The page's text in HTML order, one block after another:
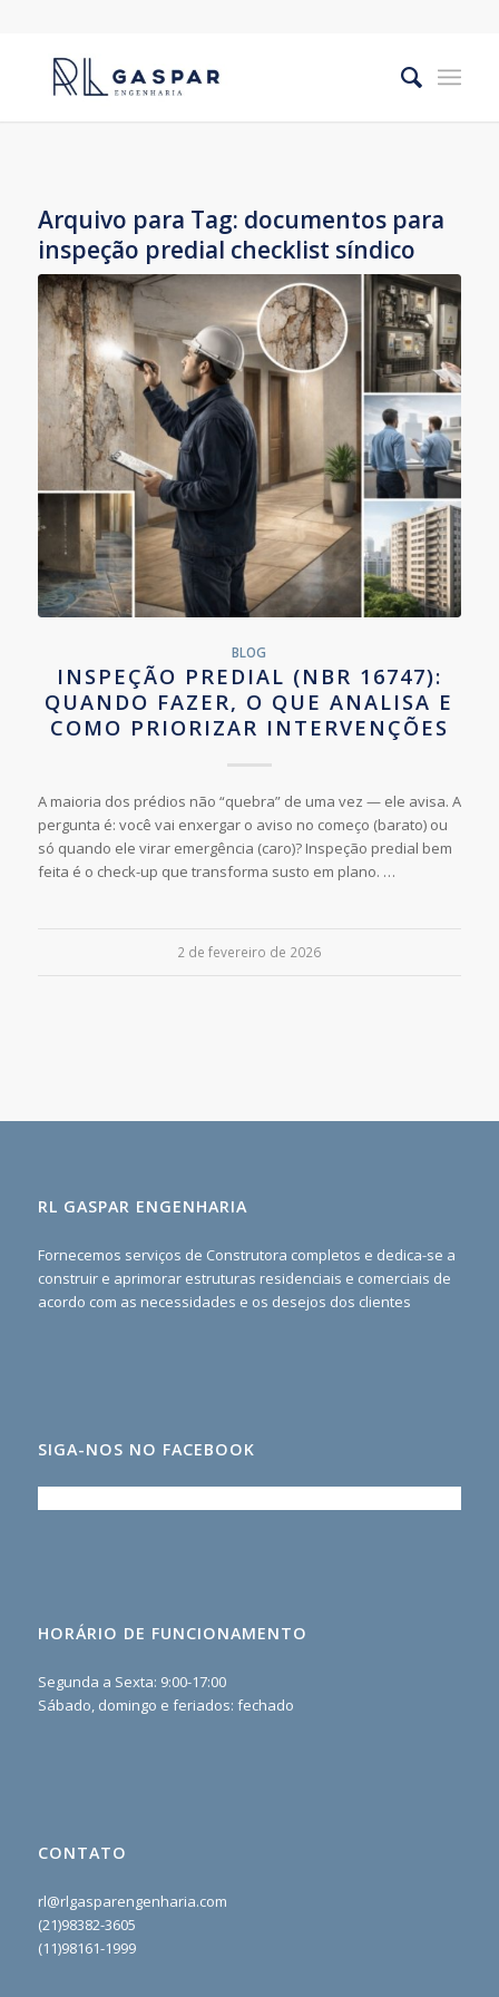
Arquivo para Tag: documentos para
inspeção predial checklist síndico
BLOG
INSPEÇÃO PREDIAL (NBR 16747):
QUANDO FAZER, O QUE ANALISA E
COMO PRIORIZAR INTERVENÇÕES
A maioria dos prédios não “quebra” de uma vez — ele avisa. A
pergunta é: você vai enxergar o aviso no começo (barato) ou
só quando ele virar emergência (caro)? Inspeção predial bem
feita é o check-up que transforma susto em plano. …
2 de fevereiro de 2026
RL GASPAR ENGENHARIA
Fornecemos serviços de Construtora completos e dedica-se a
construir e aprimorar estruturas residenciais e comerciais de
acordo com as necessidades e os desejos dos clientes
SIGA-NOS NO FACEBOOK
HORÁRIO DE FUNCIONAMENTO
Segunda a Sexta: 9:00-17:00
Sábado, domingo e feriados: fechado
CONTATO
rl@rlgasparengenharia.com
(21)98382-3605
(11)98161-1999